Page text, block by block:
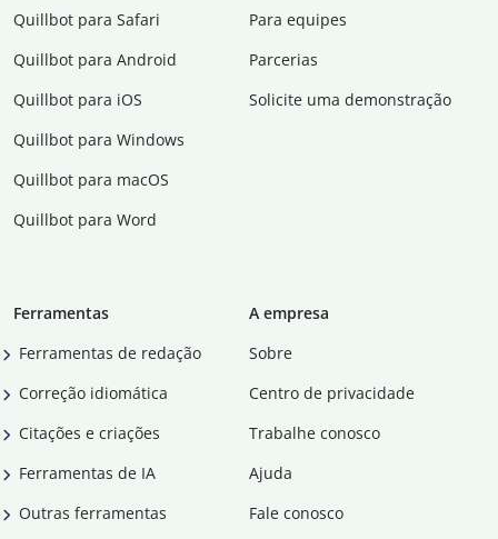
Quillbot para Safari
Quillbot para Android
Quillbot para iOS
Quillbot para Windows
Quillbot para macOS
Quillbot para Word
Para equipes
Parcerias
Solicite uma demonstração
Ferramentas
Ferramentas de redação
Correção idiomática
Citações e criações
Ferramentas de IA
Outras ferramentas
A empresa
Sobre
Centro de privacidade
Trabalhe conosco
Ajuda
Fale conosco